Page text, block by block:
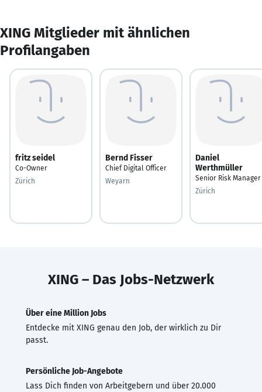
XING Mitglieder mit ähnlichen
Profilangaben
fritz seidel
Co-Owner
Zürich
Bernd Fisser
Chief Digital Officer
Weyarn
Daniel
Werthmüller
Senior Risk Manager
Zürich
XING – Das Jobs-Netzwerk
Über eine Million Jobs
Entdecke mit XING genau den Job, der wirklich zu Dir
passt.
Persönliche Job-Angebote
Lass Dich finden von Arbeitgebern und über 20.000